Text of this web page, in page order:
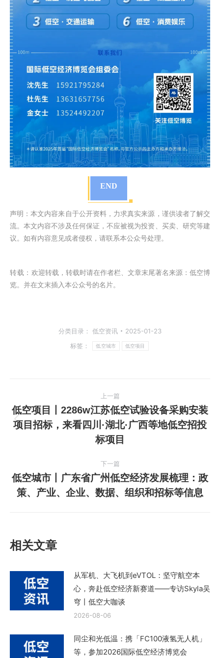
END
声明：本文内容来自于公开资料，力求真实来源，谨供读者了解交
流。本文内容不涉及任何保证，不应被视为投资、买卖、研究等建
议。如有内容意见或者侵权，请联系本公众号处理。
转载： 欢迎转载，转载时请在作者栏、文章末尾著名来源：低空博
览。并在文末插入本公众号的名片。
分类目录： 低空资讯
2025-01-23
标签：
低空城市 低空项目
章
导
上一篇
上
一
文
章：
低空项目丨2286w江苏低空试验设备采购安装
项目招标，来看四川·湖北·广西等地低空招投
标项目
下一篇
下
一
低空城市丨广东省广州低空经济发展梳理：政
策、产业、企业、数据、组织和招标等信息
相关文章
从军机、大飞机到eVTOL：坚守航空本
心，奔赴低空经济新赛道——专访Skyla吴
穹丨低空大咖谈
2026-08-06
同尘和光低温：携「FC100液氢无人机」
等，参加2026国际低空经济博览会